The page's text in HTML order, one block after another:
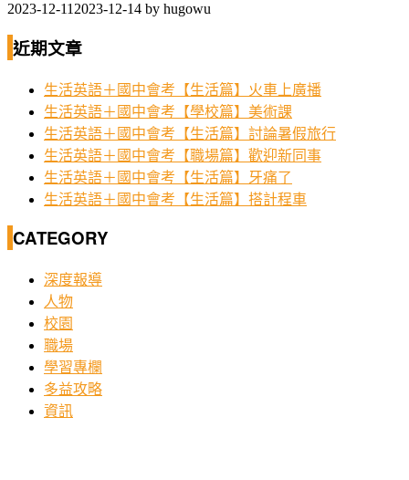
2023-12-11 2023-12-14 by hugowu
近期文章
生活英語＋國中會考【生活篇】火車上廣播
生活英語＋國中會考【學校篇】美術課
生活英語＋國中會考【生活篇】討論暑假旅行
生活英語＋國中會考【職場篇】歡迎新同事
生活英語＋國中會考【生活篇】牙痛了
生活英語＋國中會考【生活篇】搭計程車
CATEGORY
深度報導
人物
校園
職場
學習專欄
多益攻略
資訊